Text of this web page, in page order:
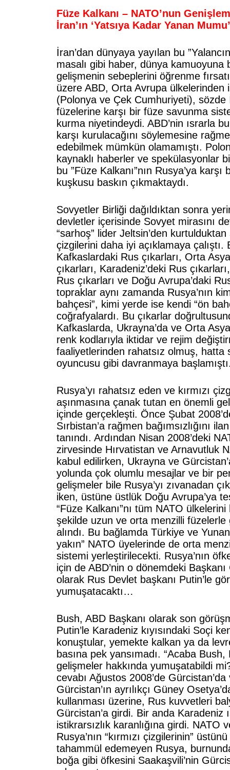
Füze Kalkanı – NATO’nun
İran’ın ‘Yatsıya Kadar Yanan Mumu’
İran’dan dünyaya yayılan bu
masalı gibi haber, dünya kamuoyuna
gelişmenin sebeplerini öğrenme
üzere ABD, Orta Avrupa ülkelerinden
(Polonya ve Çek Cumhuriyeti), sözde
füzelerine karşı bir füze savunma
kurma niyetindeydi. ABD’nin ısrarla
karşı kurulacağını söylemesine
edebilmek mümkün olamamıştı.
kaynaklı haberler ve spekülasyonlar
bu ”Füze Kalkanı”nın Rusya’ya
kuşkusu baskın çıkmaktaydı.
Sovyetler Birliği dağıldıktan sonra
devletler içerisinde Sovyet mirasını
“sarhoş” lider Jeltsin’den kurtulduktan
çizgilerini daha iyi açıklamaya çalıştı.
Kafkaslardaki Rus çıkarları, Orta
çıkarları, Karadeniz’deki Rus
Rus çıkarları ve Doğu Avrupa’daki
topraklar aynı zamanda Rusya’nın
bahçesi”, kimi yerde ise kendi “ön
coğrafyalardı. Bu çıkarlar
Kafkaslarda, Ukrayna’da ve Orta
renk kodlarıyla iktidar ve rejim
faaliyetlerinden rahatsız olmuş, hatta
oyuncusu gibi davranmaya
Rusya’yı rahatsız eden ve kırmızı
aşınmasına çanak tutan en önemli
içinde gerçekleşti. Önce Şubat
Sırbistan’a rağmen bağımsızlığını
tanındı. Ardından Nisan 2008’deki
zirvesinde Hırvatistan ve Arnavutluk
kabul edilirken, Ukrayna ve
yolunda çok olumlu mesajlar ve bir
gelişmeler bile Rusya’yı zıvanadan
iken, üstüne üstlük Doğu Avrupa’ya
“Füze Kalkanı”nı tüm NATO
şekilde uzun ve orta menzilli füzelerle
alındı. Bu bağlamda Türkiye ve
yakın” NATO üyelerinde de orta
sistemi yerleştirilecekti. Rusya’nın
için de ABD’nin o dönemdeki
olarak Rus Devlet başkanı Putin’le
yumuşatacaktı…
Bush, ABD Başkanı olarak son
Putin’le Karadeniz kıyısındaki Soçi
konuştular, yemekte kalkan ya da
basına pek yansımadı. “Acaba Bush,
gelişmeler hakkında yumuşatabildi
cevabı Ağustos 2008’de Gürcistan’da
Gürcistan’ın ayrılıkçı Güney
kullanması üzerine, Rus kuvvetleri
Gürcistan’a girdi. Bir anda Karadeniz
istikrarsızlık karanlığına girdi. NATO
Rusya’nın “kırmızı çizgilerinin”
tahammül edemeyen Rusya,
boğa gibi öfkesini Saakaşvili’nin